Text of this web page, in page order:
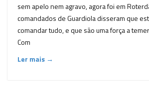
sem apelo nem agravo, agora foi em
comandados de Guardiola disseram que
comandar tudo, e que são uma força a
Com
Ler mais →